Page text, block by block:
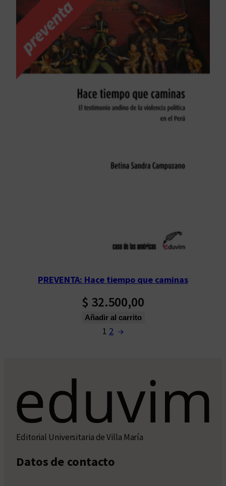
PREVENTA: Hace tiempo que caminas
$ 32.500,00
Añadir al carrito
1 2 →
Editorial Universitaria de Villa María
Datos de contacto